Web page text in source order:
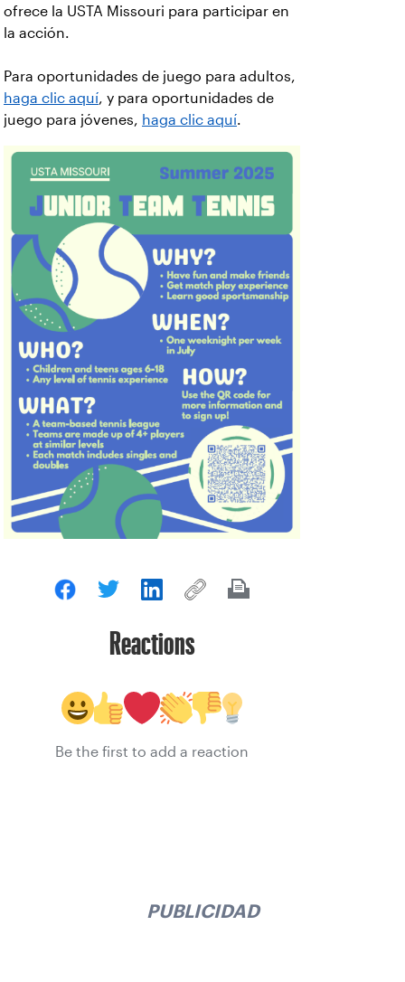
ofrece la USTA Missouri para participar en
la acción.
Para oportunidades de juego para adultos,
haga clic aquí, y para oportunidades de
juego para jóvenes, haga clic aquí.
Reactions
Be the first to add a reaction
PUBLICIDAD